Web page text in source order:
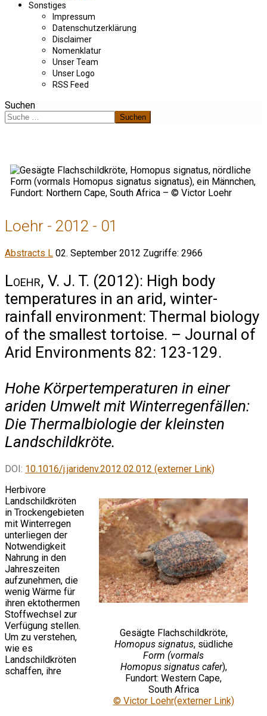
Sonstiges
Impressum
Datenschutzerklärung
Disclaimer
Nomenklatur
Unser Team
Unser Logo
RSS Feed
Suchen
Suchen
Loehr - 2012 - 01
Abstracts L 02. September 2012 Zugriffe: 2966
Loehr, V. J. T. (2012): High body
temperatures in an arid, winter-
rainfall environment: Thermal biology
of the smallest tortoise. – Journal of
Arid Environments 82: 123-129.
Hohe Körpertemperaturen in einer
ariden Umwelt mit Winterregenfällen:
Die Thermalbiologie der kleinsten
Landschildkröte.
DOI: 10.1016/j.jaridenv.2012.02.012 (externer Link)
Gesägte Flachschildkröte,
Homopus signatus, südliche
Form (vormals
Homopus signatus cafer),
Fundort: Western Cape,
South Africa
© Victor Loehr(externer Link)
Herbivore
Landschildkröten
in Trockengebieten
mit Winterregen
unterliegen der
Notwendigkeit
Nahrung in den
Jahreszeiten
aufzunehmen, die
wenig Wärme für
ihren ektothermen
Stoffwechsel zur
Verfügung stellen.
Um zu verstehen,
wie es
Landschildkröten
schaffen, ihre